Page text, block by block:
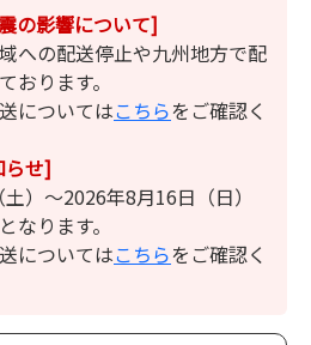
の影響について]
への配送停止や九州地方で配
おります。
についてはこちらをご確認く
らせ]
）～2026年8月16日（日）
なります。
についてはこちらをご確認く